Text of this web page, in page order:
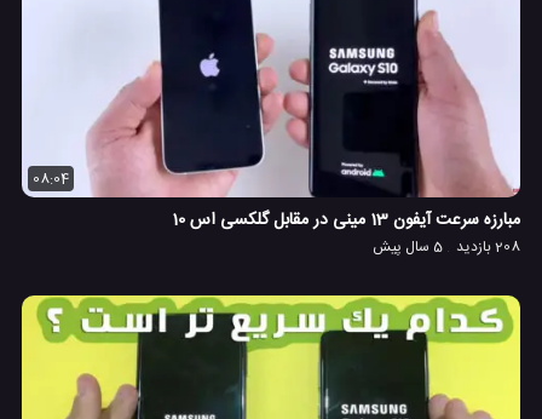
08:04
مبارزه سرعت آیفون 13 مینی در مقابل گلکسی اس 10
208 بازدید 5 سال پیش